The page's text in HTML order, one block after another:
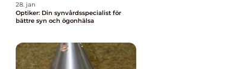
28. jan
Optiker: Din synvårdsspecialist för
bättre syn och ögonhälsa